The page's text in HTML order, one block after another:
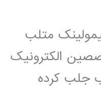
متلب
الکترونیک
جلب کرده